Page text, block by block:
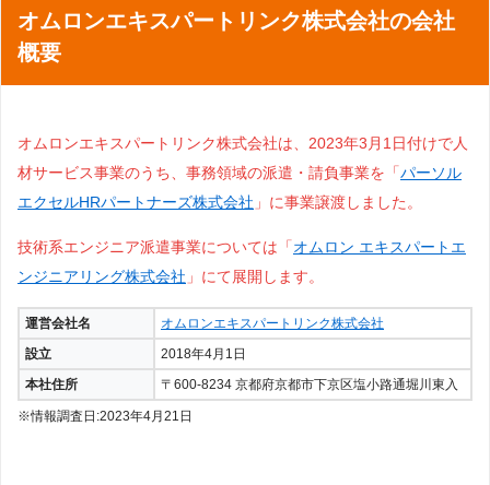
オムロンエキスパートリンク株式会社の会社
概要
オムロンエキスパートリンク株式会社は、2023年3月1日付けで人
材サービス事業のうち、事務領域の派遣・請負事業を「パーソル
エクセルHRパートナーズ株式会社 」に事業譲渡しました。
技術系エンジニア派遣事業については「オムロン エキスパートエ
ンジニアリング株式会社 」にて展開します。
運営会社名
オムロンエキスパートリンク株式会社
設立
2018年4月1日
本社住所
〒600-8234 京都府京都市下京区塩小路通堀川東入
※情報調査日:2023年4月21日